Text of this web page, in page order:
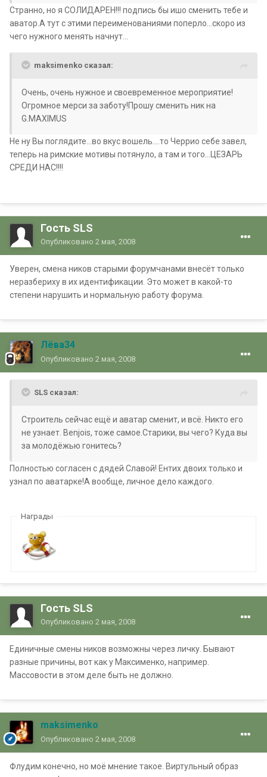
Странно, но я СОЛИДАРЕН!!! подпись бы ишо сменить тебе и
аватор.А тут с этими переименованиями поперло...скоро из
чего нужного менять начнут...
maksimenko сказал:
Очень, очень нужное и своевременное мероприятие!
Огромное мерси за заботу!Прошу сменить ник на
G.MAXIMUS
Не ну Вы поглядите...во вкус вошель....то Черрио себе завел,
теперь на римские мотивы потянуло, а там и того...ЦЕЗАРЬ
СРЕДИ НАС!!!!
Гость SLS
Опубликовано 2 мая, 2008
Уверен, смена ников старыми форумчанами внесёт только
неразбериху в их идентификации. Это может в какой-то
степени нарушить и нормальную работу форума.
Лёва34
Опубликовано 2 мая, 2008
SLS сказал:
Строитель сейчас ещё и аватар сменит, и всё. Никто его
не узнает. Benjois, тоже самое.Старики, вы чего? Куда вы
за молодёжью гонитесь?
Полностью согласен с дядей Славой! Ентих двоих только и
узнал по аватарке!А вообще, личное дело каждого.
Награды
Гость SLS
Опубликовано 2 мая, 2008
Единичные смены ников возможны через личку. Бывают
разные причины, вот как у Максименко, например.
Массовости в этом деле быть не должно.
maksimenko
Опубликовано 2 мая, 2008
Флудим конечно, но моё мнение такое. Виртульный образ